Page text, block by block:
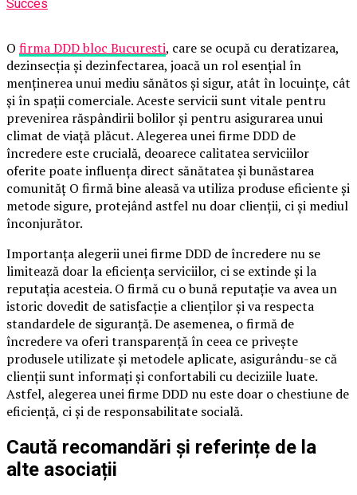
Succes
O firma DDD bloc Bucuresti, care se ocupă cu deratizarea,
dezinsecția și dezinfectarea, joacă un rol esențial în
menținerea unui mediu sănătos și sigur, atât în locuințe, cât
și în spații comerciale. Aceste servicii sunt vitale pentru
prevenirea răspândirii bolilor și pentru asigurarea unui
climat de viață plăcut. Alegerea unei firme DDD de
încredere este crucială, deoarece calitatea serviciilor
oferite poate influența direct sănătatea și bunăstarea
comunităț O firmă bine aleasă va utiliza produse eficiente și
metode sigure, protejând astfel nu doar clienții, ci și mediul
înconjurător.
Importanța alegerii unei firme DDD de încredere nu se
limitează doar la eficiența serviciilor, ci se extinde și la
reputația acesteia. O firmă cu o bună reputație va avea un
istoric dovedit de satisfacție a clienților și va respecta
standardele de siguranță. De asemenea, o firmă de
încredere va oferi transparență în ceea ce privește
produsele utilizate și metodele aplicate, asigurându-se că
clienții sunt informați și confortabili cu deciziile luate.
Astfel, alegerea unei firme DDD nu este doar o chestiune de
eficiență, ci și de responsabilitate socială.
Caută recomandări și referințe de la
alte asociații